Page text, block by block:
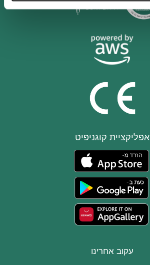
אפליקציית קוגניפיט
עקוב אחרינו